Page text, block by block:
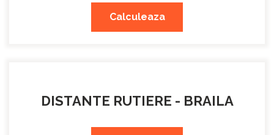
Calculeaza
DISTANTE RUTIERE - BRAILA